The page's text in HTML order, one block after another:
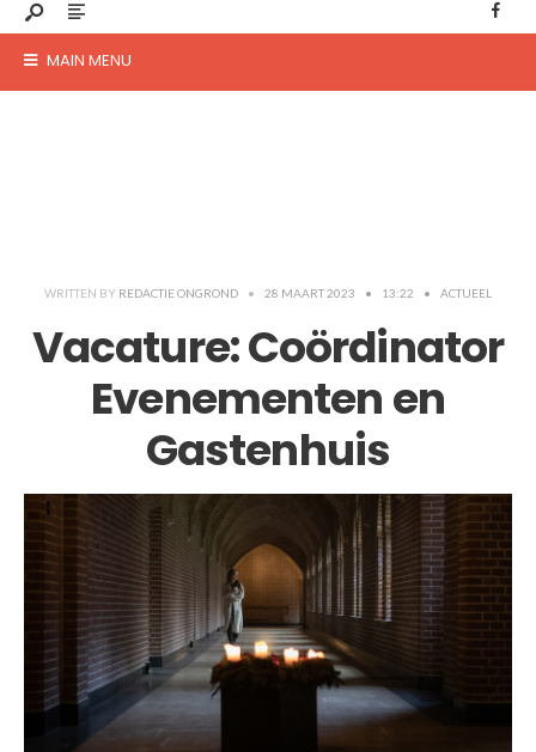
MAIN MENU
WRITTEN BY REDACTIE ONGROND • 28 MAART 2023 • 13:22 • ACTUEEL
Vacature: Coördinator
Evenementen en
Gastenhuis